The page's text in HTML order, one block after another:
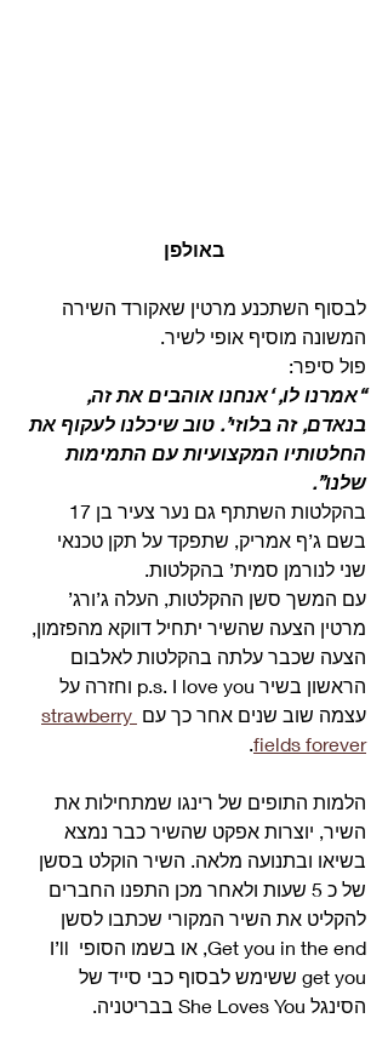
באולפן
לבסוף השתכנע מרטין שאקורד השירה
המשונה מוסיף אופי לשיר.
פול סיפר:
“אמרנו לו, ‘אנחנו אוהבים את זה,
בנאדם, זה בלוזי’. טוב שיכלנו לעקוף את
החלטותיו המקצועיות עם התמימות
שלנו”.
בשם ג’ף אמריק, שתפקד על תקן טכנאי
שני לנורמן סמית’ בהקלטות.
עם המשך סשן ההקלטות, העלה ג’ורג’
מרטין הצעה שהשיר יתחיל דווקא מהפזמון,
הצעה שכבר עלתה בהקלטות לאלבום
הראשון בשיר p.s. I love you וחזרה על
עצמה שוב שנים אחר כך עם strawberry
fields forever
.
הלמות התופים של רינגו שמתחילות את
השיר, יוצרות אפקט שהשיר כבר נמצא
בשיאו ובתנועה מלאה. השיר הוקלט בסשן
של כ 5 שעות ולאחר מכן התפנו החברים
להקליט את השיר המקורי שכתבו לסשן
Get you in the end, או בשמו הסופי I’ll
get you ששימש לבסוף כבי סייד של
הסינגל She Loves You בבריטניה.